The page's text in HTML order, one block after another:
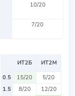
10/20
7/20
ИТ2Б
ИТ2М
0.5
15/20
5/20
1.5
8/20
12/20